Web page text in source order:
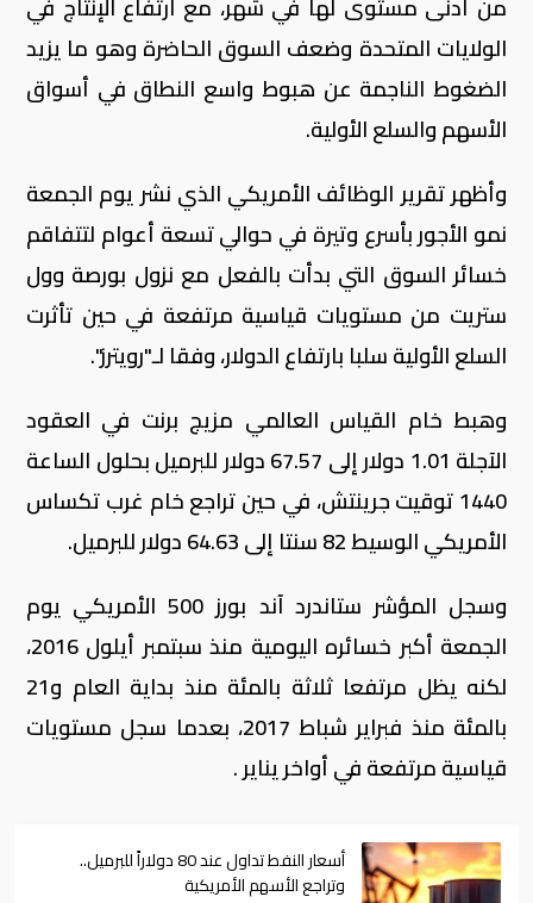
من أدنى مستوى لها في شهر، مع ارتفاع الإنتاج في
الولايات المتحدة وضعف السوق الحاضرة وهو ما يزيد
الضغوط الناجمة عن هبوط واسع النطاق في أسواق
الأسهم والسلع الأولية.
وأظهر تقرير الوظائف الأمريكي الذي نشر يوم الجمعة
نمو الأجور بأسرع وتيرة في حوالي تسعة أعوام لتتفاقم
خسائر السوق التي بدأت بالفعل مع نزول بورصة وول
ستريت من مستويات قياسية مرتفعة في حين تأثرت
السلع الأولية سلبا بارتفاع الدولار، وفقا لـ"رويترز".
وهبط خام القياس العالمي مزيج برنت في العقود
الآجلة 1.01 دولار إلى 67.57 دولار للبرميل بحلول الساعة
1440 توقيت جرينتش، في حين تراجع خام غرب تكساس
الأمريكي الوسيط 82 سنتا إلى 64.63 دولار للبرميل.
وسجل المؤشر ستاندرد آند بورز 500 الأمريكي يوم
الجمعة أكبر خسائره اليومية منذ سبتمبر أيلول 2016،
لكنه يظل مرتفعا ثلاثة بالمئة منذ بداية العام و21
بالمئة منذ فبراير شباط 2017، بعدما سجل مستويات
قياسية مرتفعة في أواخر يناير .
أسعار النفط تداول عند 80 دولاراً للبرميل..
وتراجع الأسهم الأمريكية